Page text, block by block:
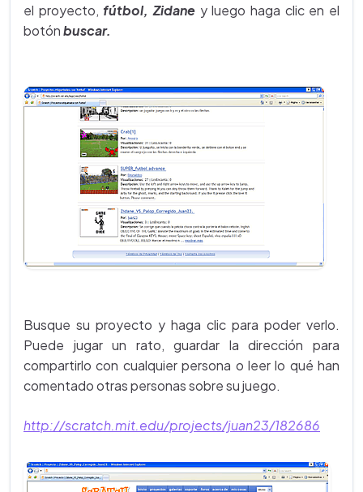
el proyecto,fútbol, Zidane y luego haga clic en el
botónbuscar.
Busque su proyecto y haga clic para poder verlo.
Puede jugar un rato, guardar la dirección para
compartirlo con cualquier persona o leer lo qué han
comentado otras personas sobre su juego.
http://scratch.mit.edu/projects/juan23/182686